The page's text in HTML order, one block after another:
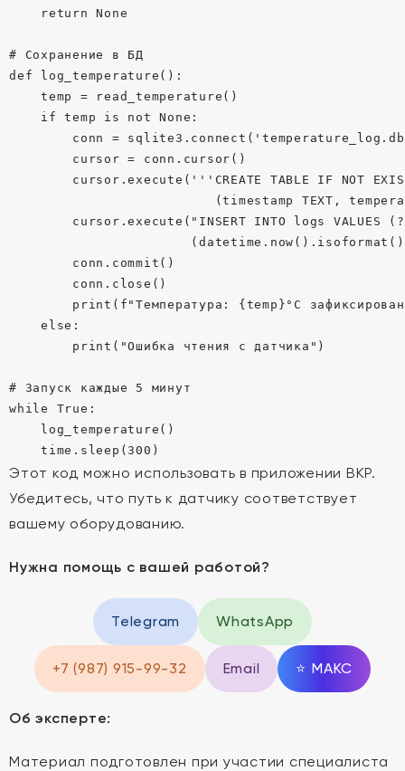
    return None
# Сохранение в БД
def log_temperature():
    temp = read_temperature()
    if temp is not None:
conn =
        cursor = conn.cursor()
cursor.execute('''CREATE TABLE IF NOT
(timestamp TEXT,
cursor.execute("INSERT INTO logs VALUES
        conn.commit()
        conn.close()
print(f"Температура: {temp}°C
    else:
        print("Ошибка чтения с датчика")
# Запуск каждые 5 минут
while True:
    log_temperature()
Этот код можно использовать в приложении ВКР.
Убедитесь, что путь к датчику соответствует
вашему оборудованию.
Нужна помощь с вашей работой?
Telegram WhatsApp
+7 (987) 915-99-32 Email ⭐ MAКС
Об эксперте:
Материал подготовлен при участии специалиста